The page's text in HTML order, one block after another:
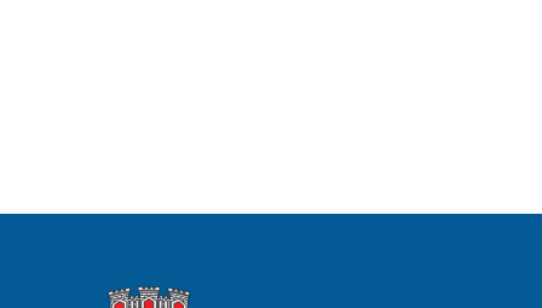
Nota Fiscal Eletrônica
Portal do Cidadão